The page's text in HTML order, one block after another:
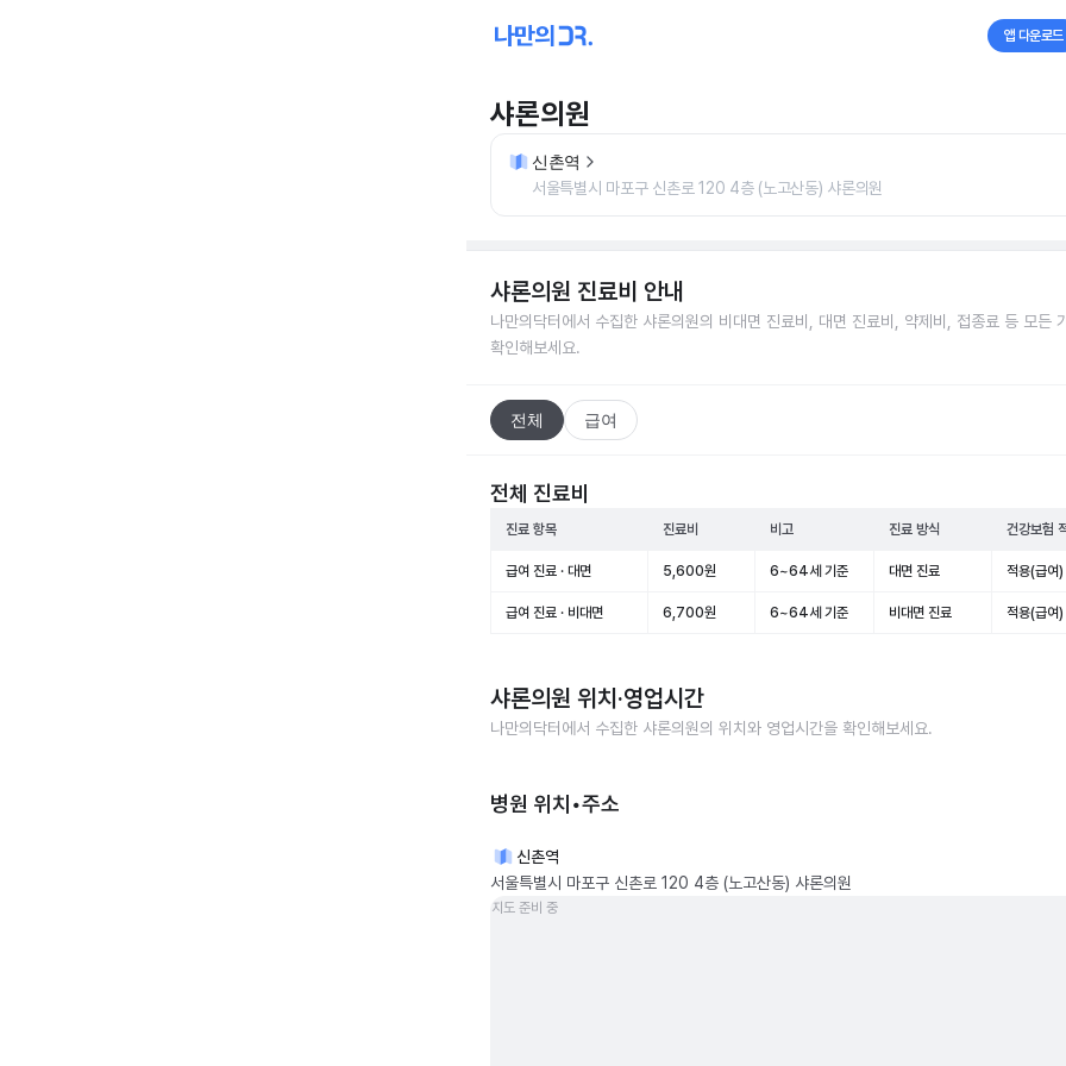
앱 다운로드
샤론의원
신촌역
서울특별시 마포구 신촌로 120 4층 (노고산동) 샤론의원
샤론의원 진료비 안내
나만의닥터에서 수집한 샤론의원의 비대면 진료비, 대면 진료비, 약제비, 접종료 등 모든
확인해보세요.
전체 급여
전체 진료비
진료 항목 진료비 비고 진료 방식 건강보험
급여 진료 · 대면 5,600원 6~64세 기준 대면 진료 적용(급여)
급여 진료 · 비대면 6,700원 6~64세 기준 비대면 진료 적용(급여)
샤론의원 위치·영업시간
나만의닥터에서 수집한 샤론의원의 위치와 영업시간을 확인해보세요.
병원 위치•주소
신촌역
서울특별시 마포구 신촌로 120 4층 (노고산동) 샤론의원
지도 준비 중